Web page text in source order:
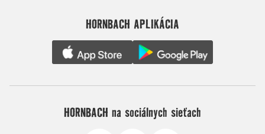
HORNBACH APLIKÁCIA
HORNBACH na sociálnych sieťach